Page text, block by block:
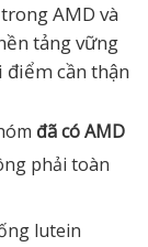
AMD và
tảng vững
điểm cần thận
đã có AMD
phải toàn
lutein